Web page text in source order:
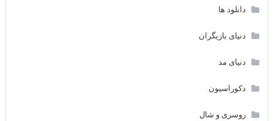
دانلود ها
دنیای بازیگران
دنیای مد
دکوراسیون
روسری و شال